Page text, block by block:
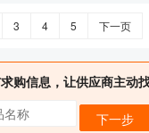
3 4 5 下一页
购信息，让供应商主动
下一步